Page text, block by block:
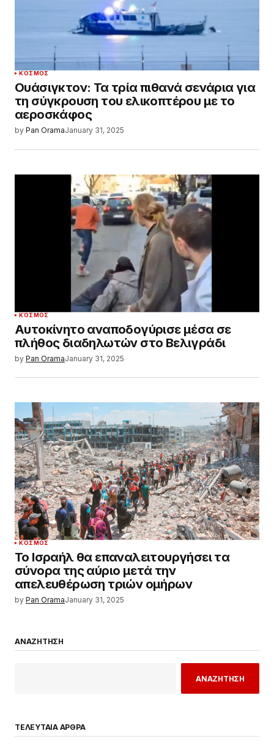
ΚΌΣΜΟΣ
Ουάσιγκτον: Τα τρία πιθανά σενάρια για
τη σύγκρουση του ελικοπτέρου με το
αεροσκάφος
by Pan OramaJanuary 31, 2025
ΚΌΣΜΟΣ
Αυτοκίνητο αναποδογύρισε μέσα σε
πλήθος διαδηλωτών στο Βελιγράδι
by Pan OramaJanuary 31, 2025
ΚΌΣΜΟΣ
Το Ισραήλ θα επαναλειτουργήσει τα
σύνορα της αύριο μετά την
απελευθέρωση τριών ομήρων
by Pan OramaJanuary 31, 2025
ΑΝΑΖΗΤΗΣΗ
ΑΝΑΖΗΤΗΣΗ
ΤΕΛΕΥΤΑΙΑ ΑΡΘΡΑ